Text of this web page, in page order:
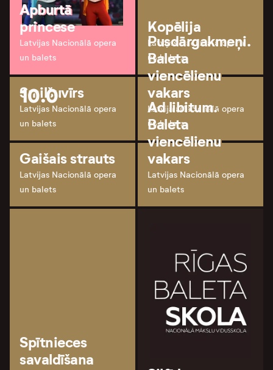
Apburtā
princese
Latvijas Nacionālā opera
un balets
Kopēlija
Latvijas Nacionālā opera
un balets
10.0
Smilšuvīrs
Latvijas Nacionālā opera
un balets
Pusdārgakmeņi.
Baleta
viencēlienu
vakars
Latvijas Nacionālā opera
un balets
Gaišais strauts
Latvijas Nacionālā opera
un balets
Ad libitum.
Baleta
viencēlienu
vakars
Latvijas Nacionālā opera
un balets
Spītnieces
savaldīšana